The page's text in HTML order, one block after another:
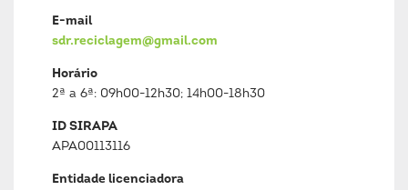
E-mail
sdr.reciclagem@gmail.com
Horário
2ª a 6ª: 09h00-12h30; 14h00-18h30
ID SIRAPA
APA00113116
Entidade licenciadora